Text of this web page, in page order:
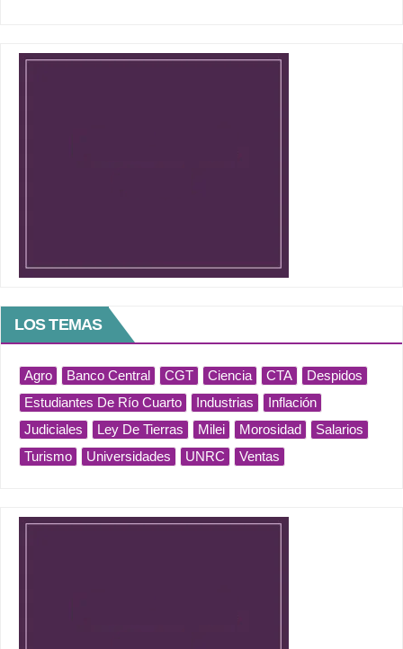
LOS TEMAS
Agro Banco Central CGT Ciencia CTA
Despidos
Estudiantes De Río Cuarto
Industrias
Inflación
Judiciales
Ley De Tierras Milei Morosidad
Salarios
Turismo
Universidades UNRC Ventas